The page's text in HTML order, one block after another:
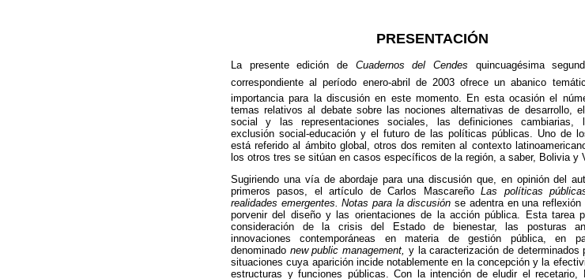
PRESENTACIÓN
La presente edición de Cuadernos del Cendes quincuagésima
correspondiente al período enero-abril de 2003 ofrece un abanico
importancia para la discusión en este momento. En esta ocasión el
temas relativos al debate sobre las nociones alternativas de desarrollo,
social y las representaciones sociales, las definiciones cambiarias,
exclusión social-educación y el futuro de las políticas públicas. Uno de
está referido al ámbito global, otros dos remiten al contexto
los otros tres se sitúan en casos específicos de la región, a saber, Bolivia y
Sugiriendo una vía de abordaje para una discusión que, en opinión del
primeros pasos, el artículo de Carlos MascareñoLas políticas
realidades emergentes. Notas para la discusión se adentra en una reflexión
porvenir del diseño y las orientaciones de la acción pública. Esta tarea
consideración de la crisis del Estado de bienestar, las posturas
innovaciones contemporáneas en materia de gestión pública, en
denominado new public management, y la caracterización de determinados
situaciones cuya aparición incide notablemente en la concepción y la
estructuras y funciones públicas. Con la intención de eludir el recetario,